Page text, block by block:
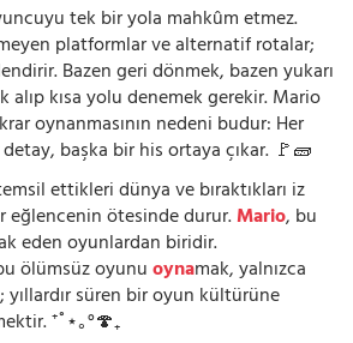
tek bir yola mahkûm etmez.
platformlar ve alternatif rotalar;
Bazen geri dönmek, bazen yukarı
alıp kısa yolu denemek gerekir. Mario
oynanmasının nedeni budur: Her
başka bir his ortaya çıkar. 🚩🧱
ettikleri dünya ve bıraktıkları iz
eğlencenin ötesinde durur.Mario, bu
eden oyunlardan biridir.
ölümsüz oyunuoynamak, yalnızca
süren bir oyun kültürüne
⁺˚⋆｡°🍄₊